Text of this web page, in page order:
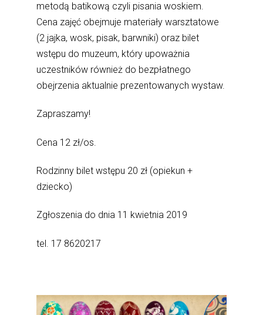
metodą batikową czyli pisania woskiem.
Cena zajęć obejmuje materiały warsztatowe
(2 jajka, wosk, pisak, barwniki) oraz bilet
wstępu do muzeum, który upoważnia
uczestników również do bezpłatnego
obejrzenia aktualnie prezentowanych wystaw.
Zapraszamy!
Cena 12 zł/os.
Rodzinny bilet wstępu 20 zł (opiekun +
dziecko)
Zgłoszenia do dnia 11 kwietnia 2019
tel. 17 8620217